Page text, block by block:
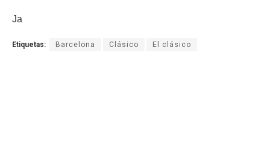
Ja
Etiquetas: Barcelona Clásico El clásico